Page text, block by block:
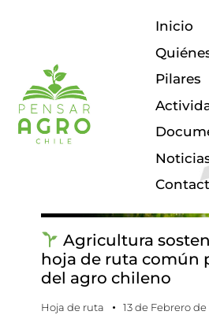
Inicio
Pilares
Agricultura
hoja de ruta común
del agro chileno
Hoja de ruta
13 de Febrero de